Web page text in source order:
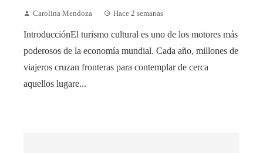
Carolina Mendoza Hace 2 semanas
IntroducciónEl turismo cultural es uno de los motores más
poderosos de la economía mundial. Cada año, millones de
viajeros cruzan fronteras para contemplar de cerca
aquellos lugare...